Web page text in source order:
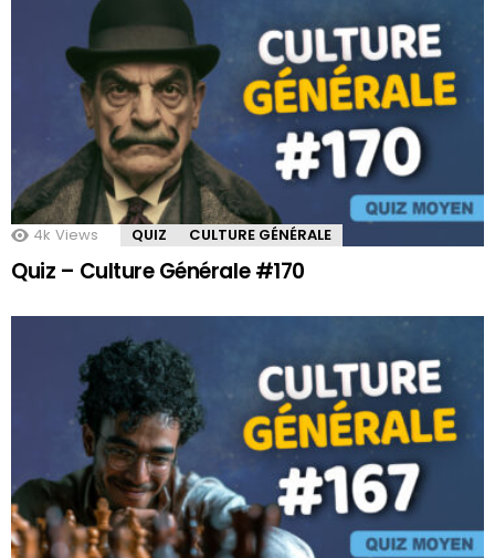
4k Views QUIZ CULTURE GÉNÉRALE
Quiz – Culture Générale #170